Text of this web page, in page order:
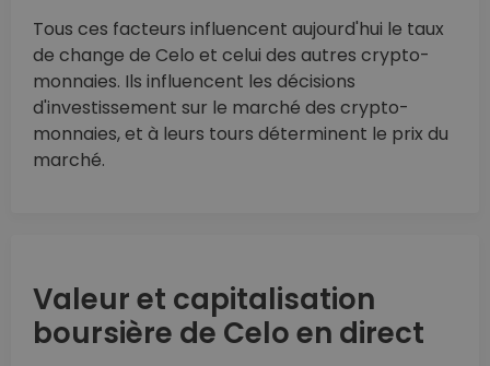
Tous ces facteurs influencent aujourd'hui le taux
de change de Celo et celui des autres crypto-
monnaies. Ils influencent les décisions
d'investissement sur le marché des crypto-
monnaies, et à leurs tours déterminent le prix du
marché.
Valeur et capitalisation
boursière de Celo en direct